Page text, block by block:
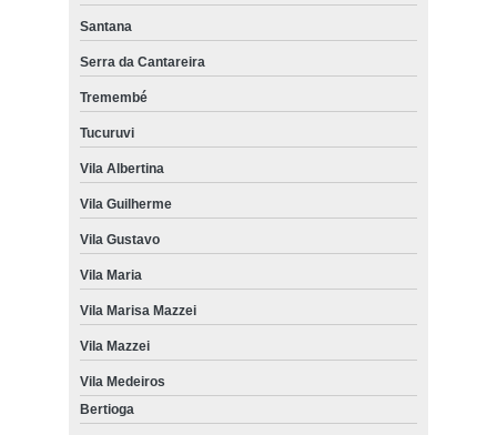
Santana
Serra da Cantareira
Tremembé
Tucuruvi
Vila Albertina
Vila Guilherme
Vila Gustavo
Vila Maria
Vila Marisa Mazzei
Vila Mazzei
Vila Medeiros
Bertioga